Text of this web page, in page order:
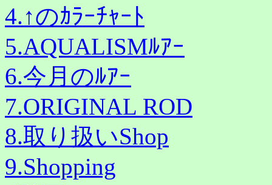
4.↑のｶﾗｰﾁｬｰﾄ
5.AQUALISMﾙｱｰ
6.今月のﾙｱｰ
7.ORIGINAL ROD
8.取り扱いShop
9.Shopping